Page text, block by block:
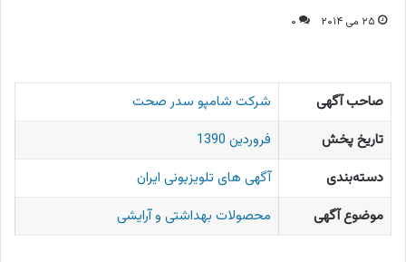
۲۵ می ۲۰۱۴ ۰
صاحب آگهی
شرکت شامپو سدر صحت
تاریخ پخش
فروردین 1390
دسته‌بندی
آگهی های تلویزیونی ایران
موضوع آگهی
محصولات بهداشتی و آرایشی